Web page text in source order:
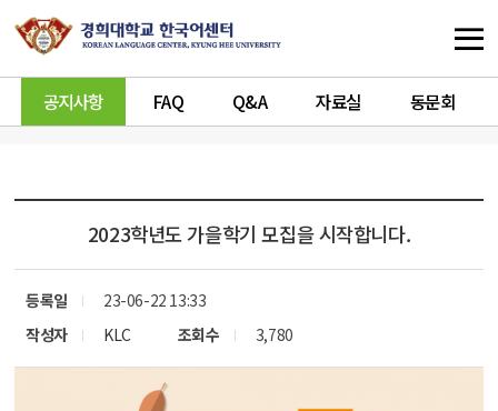
공지사항 FAQ Q&A 자료실 동문회
2023학년도 가을학기 모집을 시작합니다.
등록일
23-06-22 13:33
작성자
KLC 조회수 3,780